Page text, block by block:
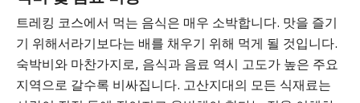
트레킹 코스에서 먹는 음식은 매우 소박합니다. 맛을 즐기
기 위해서라기보다는 배를 채우기 위해 먹게 될 것입니다.
숙박비와 마찬가지로, 음식과 음료 역시 고도가 높은 주요
지역으로 갈수록 비싸집니다. 고산지대의 모든 식재료는